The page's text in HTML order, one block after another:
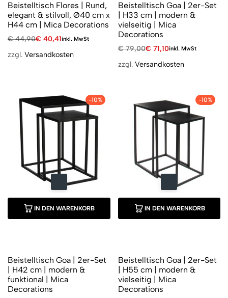
Beistelltisch Flores | Rund,
elegant & stilvoll, Ø40 cm x
H44 cm | Mica Decorations
€44,90€ 40,41inkl. MwSt
zzgl. Versandkosten
Beistelltisch Goa | 2er-Set
| H33 cm | modern &
vielseitig | Mica
Decorations
€79,00€ 71,10inkl. MwSt
zzgl. Versandkosten
-10%
IN DEN WARENKORB
Beistelltisch Goa | 2er-Set
| H42 cm | modern &
funktional | Mica
Decorations
-10%
IN DEN WARENKORB
Beistelltisch Goa | 2er-Set
| H55 cm | modern &
vielseitig | Mica
Decorations